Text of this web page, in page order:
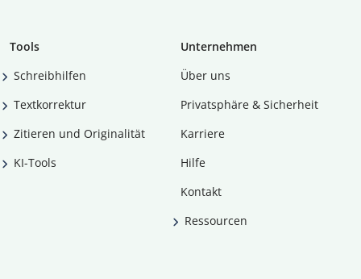
Tools
Schreibhilfen
Textkorrektur
Zitieren und Originalität
KI-Tools
Unternehmen
Über uns
Privatsphäre & Sicherheit
Karriere
Hilfe
Kontakt
Ressourcen